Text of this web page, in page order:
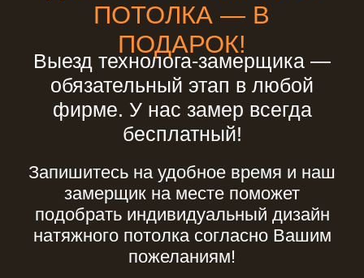
Выбор натяжного потолка в
дом: за и против
Как правило, дизайн загородного